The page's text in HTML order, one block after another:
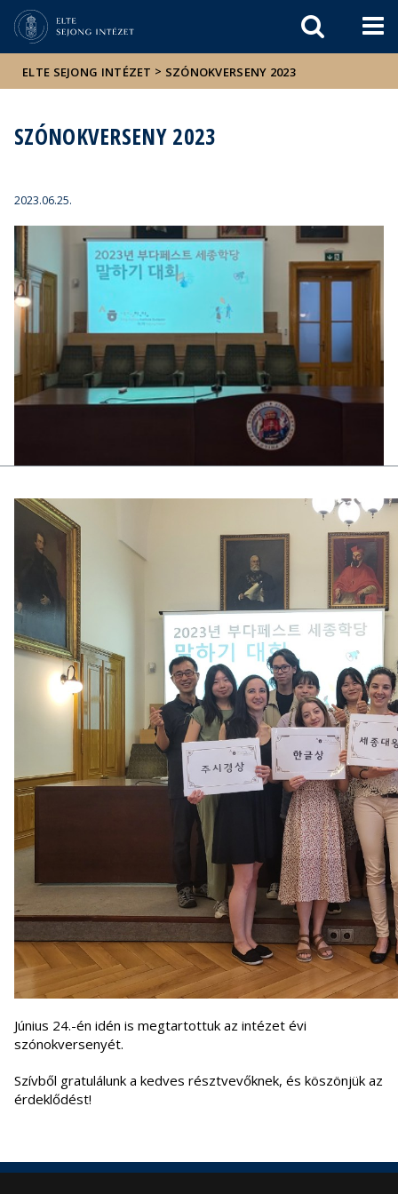
sajtóban
ELTE SEJONG INTÉZET > SZÓNOKVERSENY 2023
SZÓNOKVERSENY 2023
2023.06.25.
Június 24.-én idén is megtartottuk az intézet évi
szónokversenyét.
Szívből gratulálunk a kedves résztvevőknek, és köszönjük az
érdeklődést!